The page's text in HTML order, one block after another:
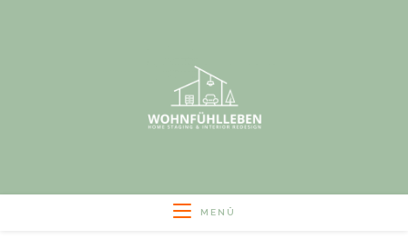
MENÜ